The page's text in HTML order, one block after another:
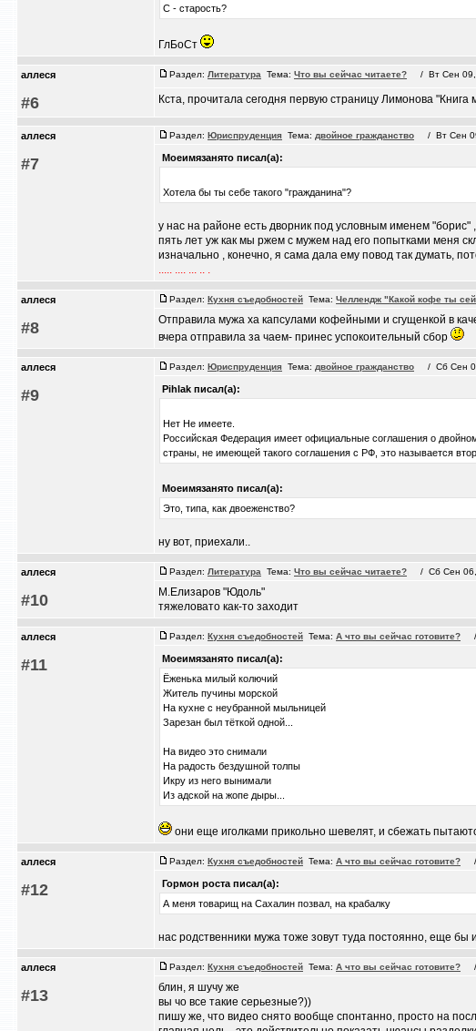
С - старость?
ГлБоСт
аллеся
#6
Раздел: Литература Тема: Что вы сейчас читаете? / Вт Сен 09,
Кста, прочитала сегодня первую страницу Лимонова "Книга
аллеся
#7
Раздел: Юриспруденция Тема: двойное гражданство / Вт Сен
Моеимязанято писал(а):
Хотела бы ты себе такого "гражданина"?
у нас на районе есть дворник под условным именем
пять лет уж как мы ржем с мужем над его попытками меня
изначально , конечно, я сама дала ему повод так думать,
..... .... ... .. .
аллеся
#8
Раздел: Кухня съедобностей Тема: Челлендж "Какой кофе ты
Отправила мужа ха капсулами кофейными и сгущенкой в
вчера отправила за чаем- принес успокоительный сбор
аллеся
#9
Раздел: Юриспруденция Тема: двойное гражданство / Сб Сен
Pihlak писал(а):
Нет Не имеете.
Российская Федерация имеет официальные соглашения о
страны, не имеющей такого соглашения с РФ, это называется
Моеимязанято писал(а):
Это, типа, как двоеженство?
ну вот, приехали..
аллеся
#10
Раздел: Литература Тема: Что вы сейчас читаете? / Сб Сен 06,
М.Елизаров "Юдоль"
тяжеловато как-то заходит
аллеся
#11
Раздел: Кухня съедобностей Тема: А что вы сейчас готовите? /
Моеимязанято писал(а):
Ёженька милый колючий
Житель пучины морской
На кухне с неубранной мыльницей
Зарезан был тёткой одной...
На видео это снимали
На радость бездушной толпы
Икру из него вынимали
Из адской на жопе дыры...
они еще иголками прикольно шевелят, и сбежать
аллеся
#12
Раздел: Кухня съедобностей Тема: А что вы сейчас готовите? /
Гормон роста писал(а):
А меня товарищ на Сахалин позвал, на крабалку
нас родственники мужа тоже зовут туда постоянно, еще бы
аллеся
#13
Раздел: Кухня съедобностей Тема: А что вы сейчас готовите? /
блин, я шучу же
вы чо все такие серьезные?))
пишу же, что видео снято вообще спонтанно, просто на